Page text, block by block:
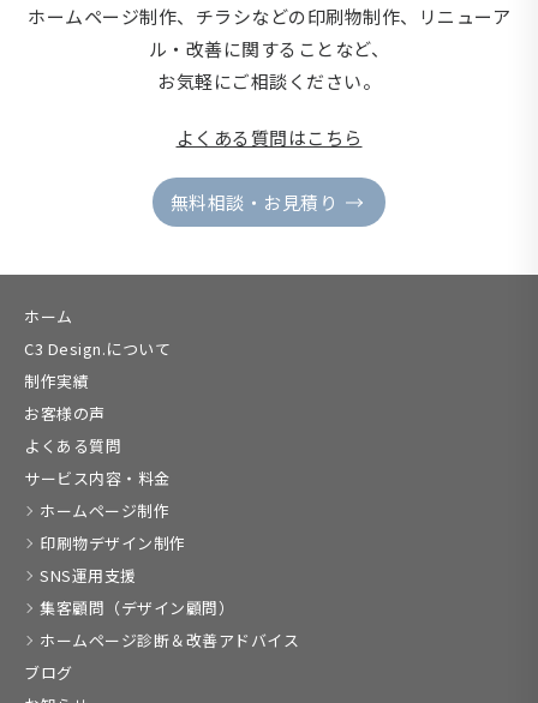
ホームページ制作、チラシなどの印刷物制作、
リニューア
ル・改善に関することなど、
お気軽にご相談ください。
よくある質問はこちら
無料相談・お見積り
ホーム
C3 Design.について
制作実績
お客様の声
よくある質問
サービス内容・料金
ホームページ制作
印刷物デザイン制作
SNS運用支援
集客顧問（デザイン顧問）
ホームページ診断＆改善アドバイス
ブログ